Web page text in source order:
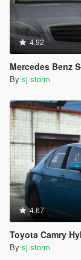
4.92
Mercedes Benz S-
By sj storm
4.67
Toyota Camry
By sj storm